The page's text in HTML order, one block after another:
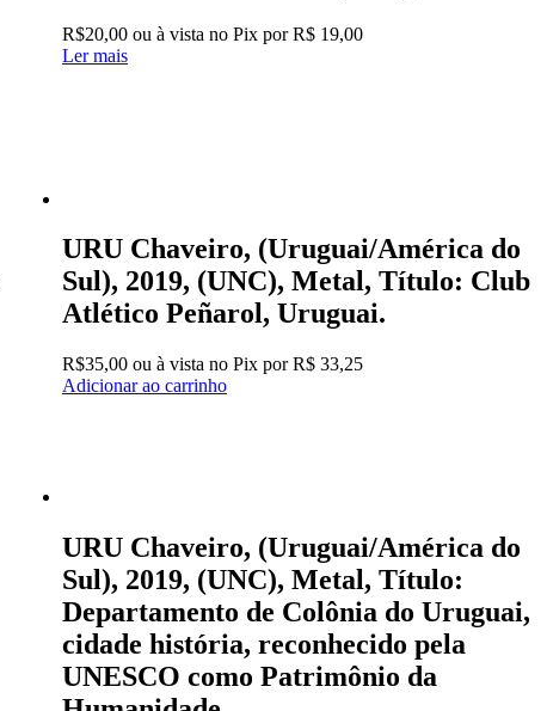
R$20,00 ou à vista no Pix porR$ 19,00
Ler mais
URU Chaveiro, (Uruguai/América do
Sul), 2019, (UNC), Metal, Título: Club
Atlético Peñarol, Uruguai.
R$35,00 ou à vista no Pix porR$ 33,25
Adicionar ao carrinho
URU Chaveiro, (Uruguai/América do
Sul), 2019, (UNC), Metal, Título:
Departamento de Colônia do Uruguai,
cidade história, reconhecido pela
UNESCO como Patrimônio da